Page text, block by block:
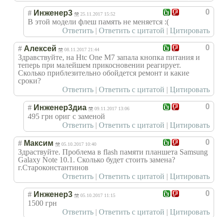
0
# Инженер3 25.11.2017 15:52
В этой модели флеш память не меняется :(
Ответить | Ответить с цитатой | Цитировать
0
# Алексей 08.11.2017 21:44
Здравствуйте, на Htc One M7 запала кнопка питания и
теперь при малейшем прикосновении реагирует.
Сколько приблезительно обойдется ремонт и какие
сроки?
Ответить | Ответить с цитатой | Цитировать
0
# Инженер3диа 09.11.2017 13:06
495 грн ориг с заменой
Ответить | Ответить с цитатой | Цитировать
0
# Максим 05.10.2017 10:40
Здраствуйте. Проблема в flash памяти планшета Samsung
Galaxy Note 10.1. Сколько будет стоить замена?
г.Староконстантинов
Ответить | Ответить с цитатой | Цитировать
0
# Инженер3 05.10.2017 11:15
1500 грн
Ответить | Ответить с цитатой | Цитировать